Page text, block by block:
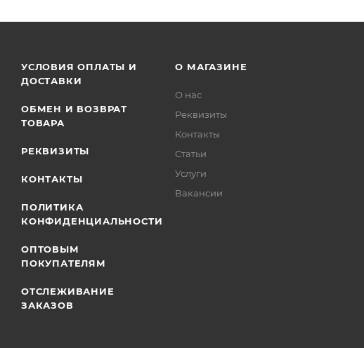
УСЛОВИЯ ОПЛАТЫ И
ДОСТАВКИ
ОБМЕН И ВОЗВРАТ
ТОВАРА
РЕКВИЗИТЫ
КОНТАКТЫ
ПОЛИТИКА
КОНФИДЕНЦИАЛЬНОСТИ
ОПТОВЫМ
ПОКУПАТЕЛЯМ
ОТСЛЕЖИВАНИЕ
ЗАКАЗОВ
О МАГАЗИНЕ
О нас
Реквизиты
Контакты
Статьи
Услуги
Вакансии